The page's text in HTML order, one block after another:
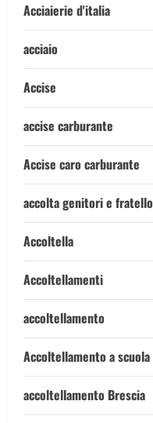
Acciaierie d'italia
acciaio
Accise
accise carburante
Accise caro carburante
accolta genitori e fratello
Accoltella
Accoltellamenti
accoltellamento
Accoltellamento a scuola
accoltellamento Brescia